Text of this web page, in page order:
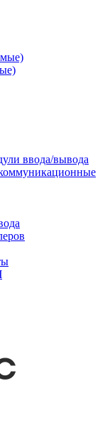
ввода/вывода